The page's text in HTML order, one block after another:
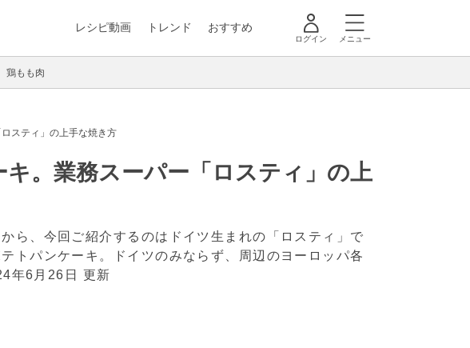
レシピ動画 トレンド おすすめ
ログイン メニュー
鶏もも肉
スティ」の上手な焼き方
。業務スーパー「ロスティ」の上
ら、今回ご紹介するのはドイツ生まれの「ロスティ」で
トパンケーキ。ドイツのみならず、周辺のヨーロッパ各
年6月26日 更新